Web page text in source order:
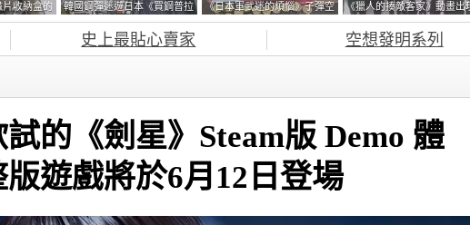
收納盒的
的話整盒拿
韓國鋼彈迷遊日本《買鋼普拉
塞不進行李箱》網友們集思廣
益提供解方了……
《日本軍武迷的煩惱》子彈空
盒在日本超級貴 美國網友直
《獵人的揍敵客家》動畫出
的這個剪影是誰？你是不是
記還有這號人物了
史上最貼心賣家 空想發明系列
的《劍星》Steam版 Demo 體
遊戲將於6月12日登場